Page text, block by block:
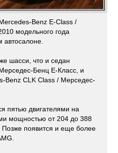
Benz E-Class /
модельного года
автосалоне.
шасси, что и седан
Бенц Е-Класс, и
Benz CLK Class / Мерседес-
пятью двигателями на
мощностью от 204 до 388
появится и еще более